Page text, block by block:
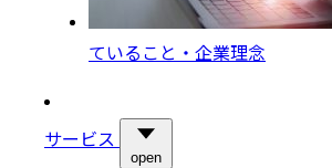
ていること・企業理念
サービス
open